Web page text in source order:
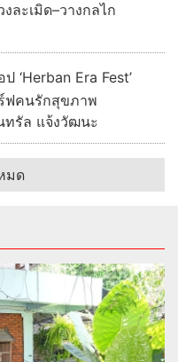
ละเมิด–วางกลไก
Era Fest’
ฟคนรักสุขภาพ
ทรัล แจ้งวัฒนะ
มด